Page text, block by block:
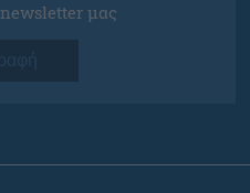
newsletter μας